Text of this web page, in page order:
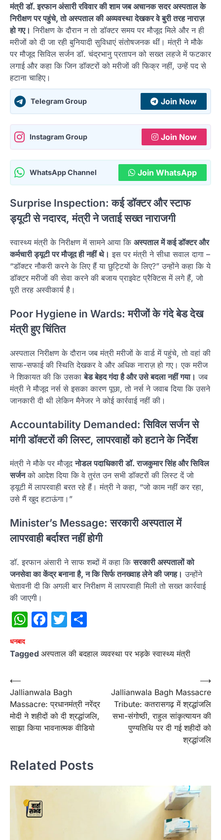
मंत्री डॉ. इरफान अंसारी रविवार की शाम जब अचानक सदर अस्पताल के
निरीक्षण पर पहुंचे, तो अस्पताल की अव्यवस्था देखकर वे बुरी तरह नाराज़
हो गए। निरीक्षण के दौरान न तो डॉक्टर समय पर मौजूद मिले और न ही
मरीजों को दी जा रही बुनियादी सुविधाएं संतोषजनक थीं। मंत्री ने मौके
पर मौजूद सिविल सर्जन डॉ. चंद्रभानु प्रतापन को सख्त लहजे में फटकार
लगाई और कहा कि जिन डॉक्टरों को मरीजों की फिक्र नहीं, उन्हें पद से
हटाना चाहिए।
Telegram Group Join Now
Instagram Group Join Now
WhatsApp Channel Join WhatsApp
Surprise Inspection: कई डॉक्टर और स्टाफ
ड्यूटी से नदारद, मंत्री ने जताई सख्त नाराजगी
स्वास्थ्य मंत्री के निरीक्षण में सामने आया कि अस्पताल में कई डॉक्टर और
कर्मचारी ड्यूटी पर मौजूद ही नहीं थे। इस पर मंत्री ने सीधा सवाल दागा –
“डॉक्टर नौकरी करने के लिए हैं या छुट्टियों के लिए?” उन्होंने कहा कि ये
डॉक्टर मरीजों की सेवा करने की बजाय प्राइवेट प्रैक्टिस में लगे हैं, जो
पूरी तरह अस्वीकार्य है।
Poor Hygiene in Wards: मरीजों के गंदे बेड देख
मंत्री हुए चिंतित
अस्पताल निरीक्षण के दौरान जब मंत्री मरीजों के वार्ड में पहुंचे, तो वहां की
साफ-सफाई की स्थिति देखकर वे और अधिक नाराज़ हो गए। एक मरीज
ने शिकायत की कि उसकाबेड बेहद गंदा है और उसे बदला नहीं गया। जब
मंत्री ने मौजूद नर्स से इसका कारण पूछा, तो नर्स ने जवाब दिया कि उसने
जानकारी दी थी लेकिन मैनेजर ने कोई कार्रवाई नहीं की।
Accountability Demanded: सिविल सर्जन से
मांगी डॉक्टरों की लिस्ट, लापरवाहों को हटाने के निर्देश
मंत्री ने मौके पर मौजूदनोडल पदाधिकारी डॉ. राजकुमार सिंह और सिविल
सर्जनको आदेश दिया कि वे तुरंत उन सभी डॉक्टरों की लिस्ट दें जो
ड्यूटी में लापरवाही बरत रहे हैं। मंत्री ने कहा, “जो काम नहीं कर रहा,
उसे मैं खुद हटाऊंगा।”
Minister’s Message: सरकारी अस्पताल में
लापरवाही बर्दाश्त नहीं होगी
डॉ. इरफान अंसारी ने साफ शब्दों में कहा किसरकारी अस्पतालों को
जनसेवा का केंद्र बनाना है, न कि सिर्फ तनख्वाह लेने की जगह। उन्होंने
चेतावनी दी कि अगली बार निरीक्षण में लापरवाही मिली तो सख्त कार्रवाई
की जाएगी।
WhatsApp
Facebook
Twitter
धनबाद
Tagged अस्पताल की बदहाल व्यवस्था पर भड़के स्वास्थ्य मंत्री
Post
navigation
⟵
Jallianwala Bagh
Massacre: प्रधानमंत्री नरेंद्र
मोदी ने शहीदों को दी श्रद्धांजलि,
साझा किया भावनात्मक वीडियो
Jallianwala Bagh Massacre
Tribute: कतरासगढ़ में श्रद्धांजलि
सभा-संगोष्ठी, राहुल सांकृत्यायन की
पुण्यतिथि पर दी गई शहीदों को
श्रद्धांजलि
⟶
Related Posts